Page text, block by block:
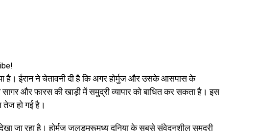
है। ईरान ने चेतावनी दी है कि अगर होर्मुज और उसके आसपास के
सागर और फारस की खाड़ी में समुद्री व्यापार को बाधित कर सकता है। इस
तेज हो गई है।
जा रहा है। होर्मुज जलडमरूमध्य दुनिया के सबसे संवेदनशील समुद्री